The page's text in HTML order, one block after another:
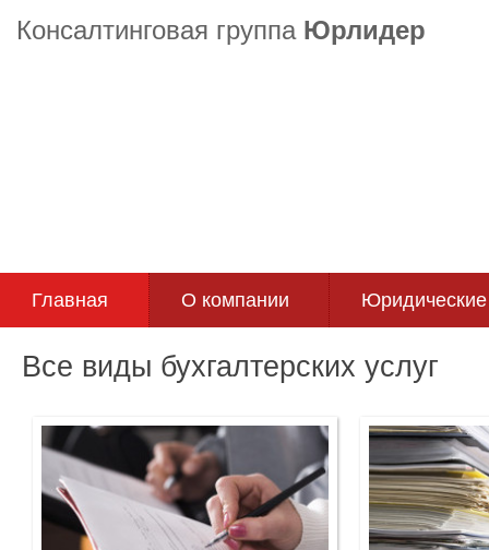
Консалтинговая группа Юрлидер
Главная О компании Юридические
Все виды бухгалтерских услуг